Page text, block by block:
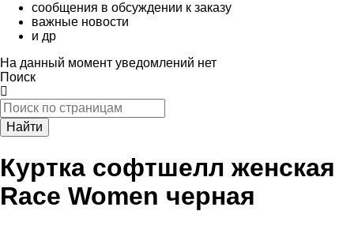
сообщения в обсуждении к заказу
важные новости
и др
На данный момент уведомлений нет
Поиск
Найти
Куртка софтшелл женская
Race Women черная